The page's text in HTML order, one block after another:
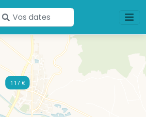
Saisissez
vos
dates
117 €